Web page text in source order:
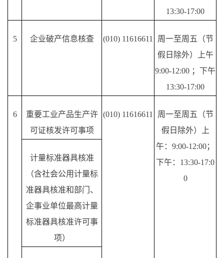
13:30-17:00
5 企业破产信息核查 (010) 11616611
周一至周五（节
假日除外）上午
9:00-12:00 ；下午
13:30-17:00
6
重要工业产品生产许
可证核发许可事项
(010) 11616611
周一至周五（节
假日除外）上
午： 9:00-12:00；
下午：13:30-17:0
0
计量标准器具核准
（含社会公用计量标
准器具核准和部门、
企事业单位最高计量
标准器具核准许可事
项）